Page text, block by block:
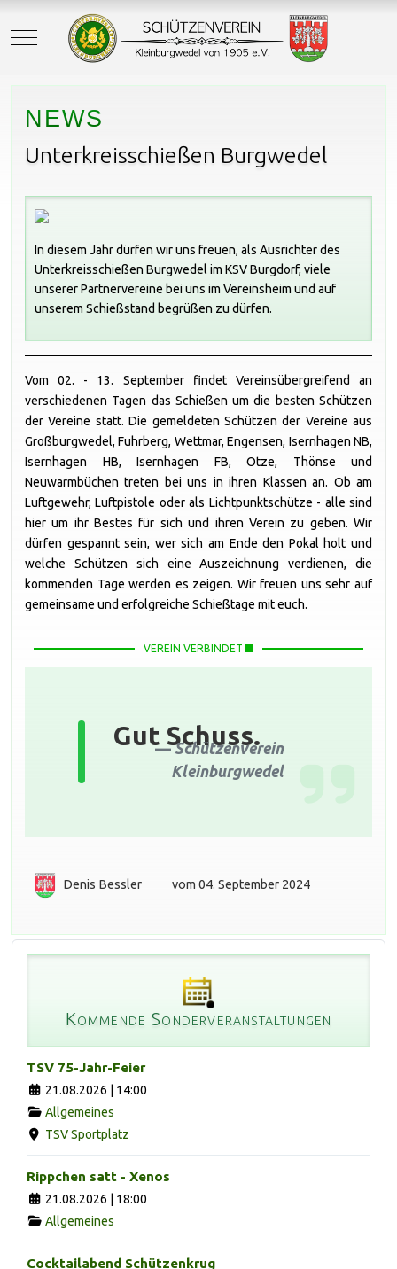
Mobile Menu Toggle
NEWS
Unterkreisschießen Burgwedel
In diesem Jahr dürfen wir uns freuen, als Ausrichter des
Unterkreisschießen Burgwedel im KSV Burgdorf, viele
unserer Partnervereine bei uns im Vereinsheim und auf
unserem Schießstand begrüßen zu dürfen.
Vom 02. - 13. September findet Vereinsübergreifend an
verschiedenen Tagen das Schießen um die besten Schützen
der Vereine statt. Die gemeldeten Schützen der Vereine aus
Großburgwedel, Fuhrberg, Wettmar, Engensen, Isernhagen NB,
Isernhagen HB, Isernhagen FB, Otze, Thönse und
Neuwarmbüchen treten bei uns in ihren Klassen an. Ob am
Luftgewehr, Luftpistole oder als Lichtpunktschütze - alle sind
hier um ihr Bestes für sich und ihren Verein zu geben. Wir
dürfen gespannt sein, wer sich am Ende den Pokal holt und
welche Schützen sich eine Auszeichnung verdienen, die
kommenden Tage werden es zeigen. Wir freuen uns sehr auf
gemeinsame und erfolgreiche Schießtage mit euch.
VEREIN VERBINDET
Gut Schuss.
Schützenverein
Kleinburgwedel
Denis Bessler vom 04. September 2024
Kommende Sonderveranstaltungen
TSV 75-Jahr-Feier
21.08.2026 | 14:00
Allgemeines
TSV Sportplatz
Rippchen satt - Xenos
21.08.2026 | 18:00
Allgemeines
Cocktailabend Schützenkrug